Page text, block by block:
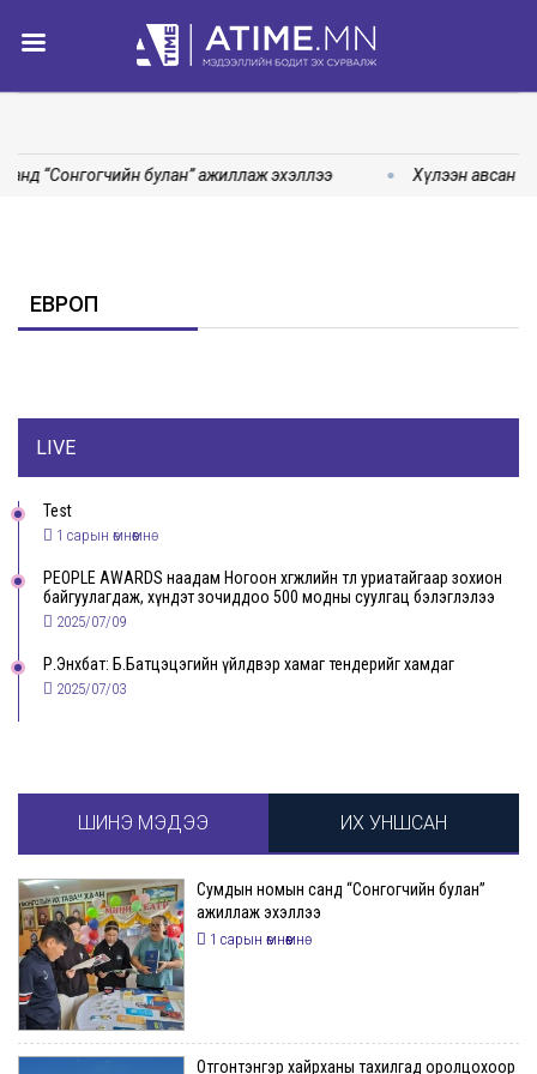
“Сонгогчийн булан” ажиллаж эхэллээ Хүлээн авсан
ЕВРОП
LIVE
Test
1 сарын өмнөөмнө
PEOPLE AWARDS наадам Ногоон хөгжлийн төлөө уриатайгаар зохион
байгуулагдаж, хүндэт зочиддоо 500 модны суулгац бэлэглэлээ
2025/07/09
Р.Энхбат: Б.Батцэцэгийн үйлдвэр хамаг тендерийг хамдаг
2025/07/03
ШИНЭ МЭДЭЭ ИХ УНШСАН
Сумдын номын санд “Сонгогчийн булан”
ажиллаж эхэллээ
1 сарын өмнөөмнө
Отгонтэнгэр хайрханы тахилгад оролцохоор